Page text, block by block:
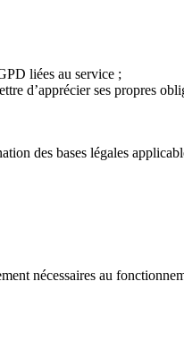
liées au service ;
d’apprécier ses propres
des bases légales
nécessaires au